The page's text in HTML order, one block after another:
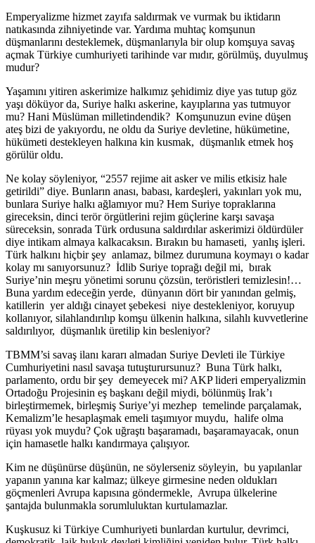
Emperyalizme hizmet zayıfa saldırmak ve vurmak bu iktidarın
natıkasında zihniyetinde var. Yardıma muhtaç komşunun
düşmanlarını desteklemek, düşmanlarıyla bir olup komşuya savaş
açmak Türkiye cumhuriyeti tarihinde var mıdır, görülmüş, duyulmuş
mudur?
Yaşamını yitiren askerimize halkımız şehidimiz diye yas tutup göz
yaşı döküyor da, Suriye halkı askerine, kayıplarına yas tutmuyor
mu? Hani Müslüman milletindendik? Komşunuzun evine düşen
ateş bizi de yakıyordu, ne oldu da Suriye devletine, hükümetine,
hükümeti destekleyen halkına kin kusmak, düşmanlık etmek hoş
görülür oldu.
Ne kolay söyleniyor, “2557 rejime ait asker ve milis etkisiz hale
getirildi” diye. Bunların anası, babası, kardeşleri, yakınları yok mu,
bunlara Suriye halkı ağlamıyor mu? Hem Suriye topraklarına
gireceksin, dinci terör örgütlerini rejim güçlerine karşı savaşa
süreceksin, sonrada Türk ordusuna saldırdılar askerimizi öldürdüler
diye intikam almaya kalkacaksın. Bırakın bu hamaseti, yanlış işleri.
Türk halkını hiçbir şey anlamaz, bilmez durumuna koymayı o kadar
kolay mı sanıyorsunuz? İdlib Suriye toprağı değil mi, bırak
Suriye’nin meşru yönetimi sorunu çözsün, teröristleri temizlesin!…
Buna yardım edeceğin yerde, dünyanın dört bir yanından gelmiş,
katillerin yer aldığı cinayet şebekesi niye destekleniyor, koruyup
kollanıyor, silahlandırılıp komşu ülkenin halkına, silahlı kuvvetlerine
saldırılıyor, düşmanlık üretilip kin besleniyor?
TBMM’si savaş ilanı kararı almadan Suriye Devleti ile Türkiye
Cumhuriyetini nasıl savaşa tutuşturursunuz? Buna Türk halkı,
parlamento, ordu bir şey demeyecek mi? AKP lideri emperyalizmin
Ortadoğu Projesinin eş başkanı değil miydi, bölünmüş Irak’ı
birleştirmemek, birleşmiş Suriye’yi mezhep temelinde parçalamak,
Kemalizm’le hesaplaşmak emeli taşımıyor muydu, halife olma
rüyası yok muydu? Çok uğraştı başaramadı, başaramayacak, onun
için hamasetle halkı kandırmaya çalışıyor.
Kim ne düşünürse düşünün, ne söylerseniz söyleyin, bu yapılanlar
yapanın yanına kar kalmaz; ülkeye girmesine neden oldukları
göçmenleri Avrupa kapısına göndermekle, Avrupa ülkelerine
şantajda bulunmakla sorumluluktan kurtulamazlar.
Kuşkusuz ki Türkiye Cumhuriyeti bunlardan kurtulur, devrimci,